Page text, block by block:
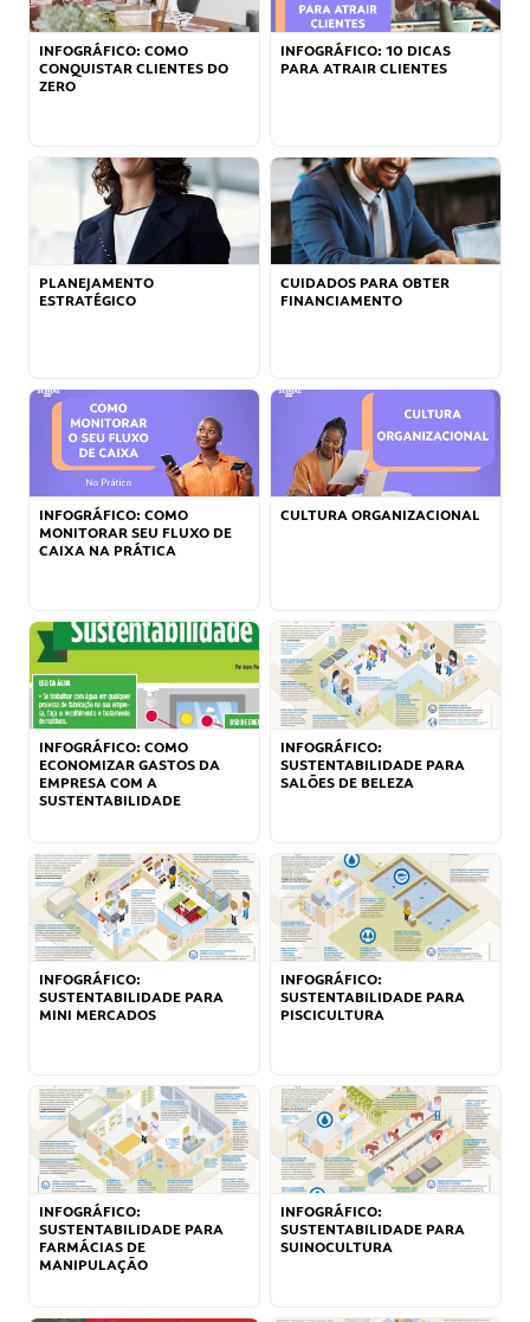
INFOGRÁFICO: COMO
CONQUISTAR CLIENTES DO
ZERO
INFOGRÁFICO: 10 DICAS
PARA ATRAIR CLIENTES
PLANEJAMENTO
ESTRATÉGICO
CUIDADOS PARA OBTER
FINANCIAMENTO
INFOGRÁFICO: COMO
MONITORAR SEU FLUXO DE
CAIXA NA PRÁTICA
CULTURA ORGANIZACIONAL
INFOGRÁFICO: COMO
ECONOMIZAR GASTOS DA
EMPRESA COM A
SUSTENTABILIDADE
INFOGRÁFICO:
SUSTENTABILIDADE PARA
SALÕES DE BELEZA
INFOGRÁFICO:
SUSTENTABILIDADE PARA
MINI MERCADOS
INFOGRÁFICO:
SUSTENTABILIDADE PARA
PISCICULTURA
INFOGRÁFICO:
SUSTENTABILIDADE PARA
FARMÁCIAS DE
MANIPULAÇÃO
INFOGRÁFICO:
SUSTENTABILIDADE PARA
SUINOCULTURA